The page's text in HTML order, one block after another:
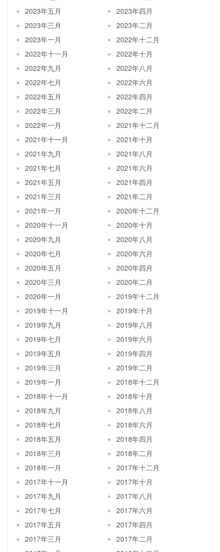
2023年五月
2023年四月
2023年三月
2023年二月
2023年一月
2022年十二月
2022年十一月
2022年十月
2022年九月
2022年八月
2022年七月
2022年六月
2022年五月
2022年四月
2022年三月
2022年二月
2022年一月
2021年十二月
2021年十一月
2021年十月
2021年九月
2021年八月
2021年七月
2021年六月
2021年五月
2021年四月
2021年三月
2021年二月
2021年一月
2020年十二月
2020年十一月
2020年十月
2020年九月
2020年八月
2020年七月
2020年六月
2020年五月
2020年四月
2020年三月
2020年二月
2020年一月
2019年十二月
2019年十一月
2019年十月
2019年九月
2019年八月
2019年七月
2019年六月
2019年五月
2019年四月
2019年三月
2019年二月
2019年一月
2018年十二月
2018年十一月
2018年十月
2018年九月
2018年八月
2018年七月
2018年六月
2018年五月
2018年四月
2018年三月
2018年二月
2018年一月
2017年十二月
2017年十一月
2017年十月
2017年九月
2017年八月
2017年七月
2017年六月
2017年五月
2017年四月
2017年三月
2017年二月